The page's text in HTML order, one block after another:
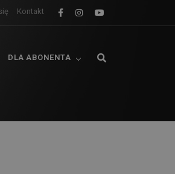
Kontakt
DLA ABONENTA